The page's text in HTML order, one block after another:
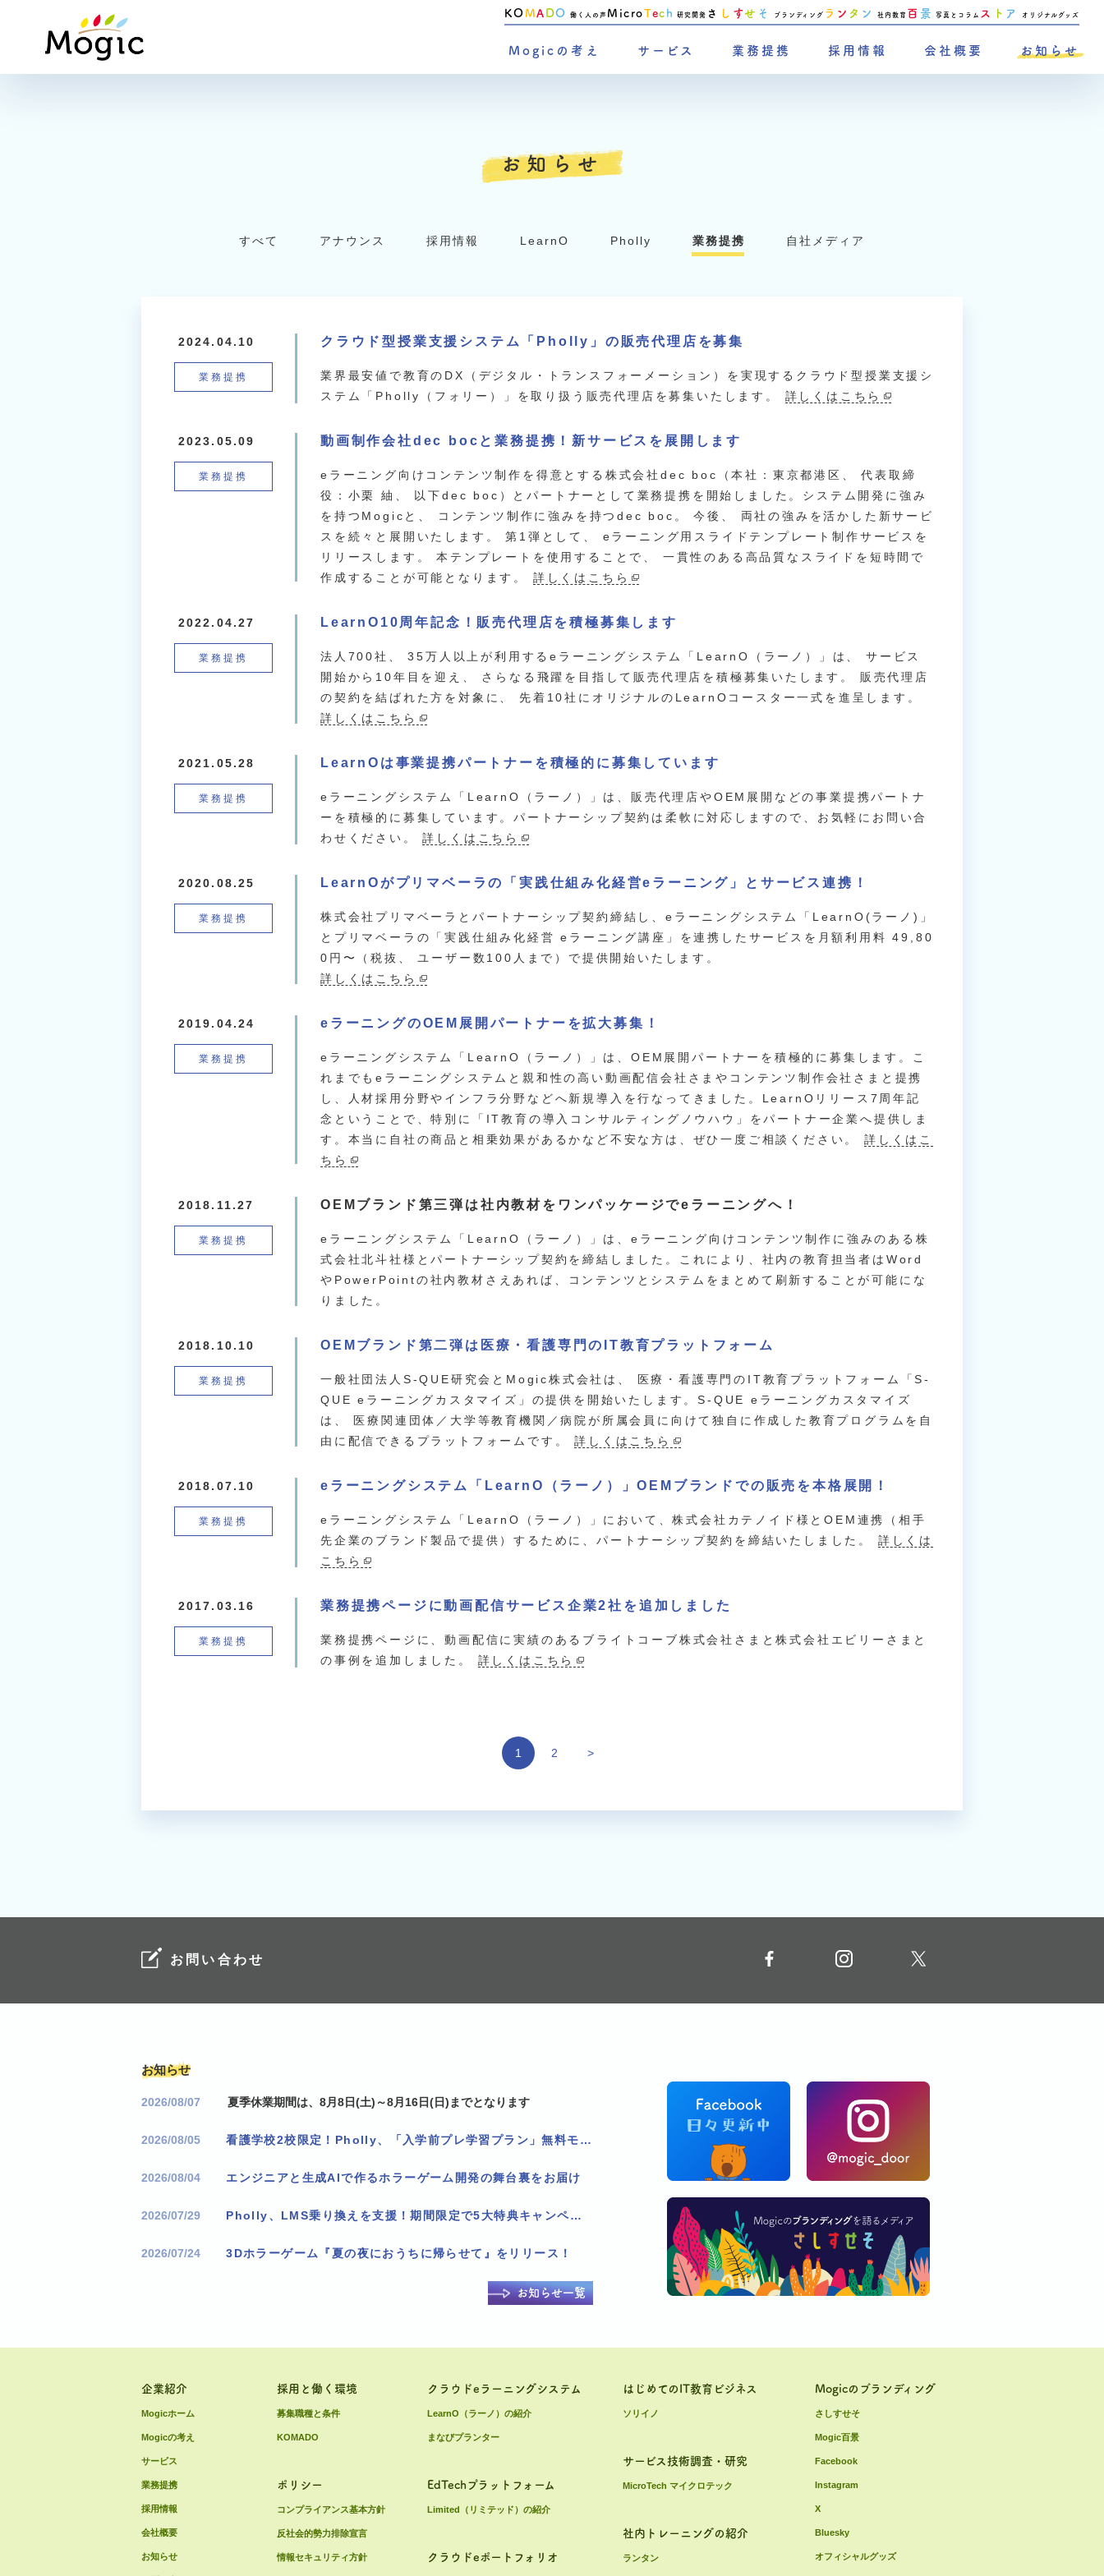
Mogicの考え サービス 業務提携 採用情報 会社概要 お知らせ
KO MA DO 働く人の声 MicroTec h 研究開発 さ し すせ そ ブランディング ラ ン タ ン 社内教育 百 景 写真とコラム ス ト ア オリジナルグッズ
お知らせ
すべて アナウンス 採用情報 LearnO Pholly 業務提携 自社メディア
2024.04.10
業務提携
クラウド型授業支援システム「Pholly」の販売代理店を募集
業界最安値で教育のDX（デジタル・トランスフォーメーション）を実現するクラウド型授業支援シ
ステム「Pholly（フォリー）」を取り扱う販売代理店を募集いたします。 詳しくはこちら
2023.05.09
業務提携
動画制作会社dec bocと業務提携！新サービスを展開します
eラーニング向けコンテンツ制作を得意とする株式会社dec boc（本社：東京都港区、 代表取締
役：小栗 紬、 以下dec boc）とパートナーとして業務提携を開始しました。システム開発に強み
を持つMogicと、 コンテンツ制作に強みを持つdec boc。 今後、 両社の強みを活かした新サービ
スを続々と展開いたします。 第1弾として、 eラーニング用スライドテンプレート制作サービスを
リリースします。 本テンプレートを使用することで、 一貫性のある高品質なスライドを短時間で
作成することが可能となります。 詳しくはこちら
2022.04.27
業務提携
LearnO10周年記念！販売代理店を積極募集します
法人700社、 35万人以上が利用するeラーニングシステム「LearnO（ラーノ）」は、 サービス
開始から10年目を迎え、 さらなる飛躍を目指して販売代理店を積極募集いたします。 販売代理店
の契約を結ばれた方を対象に、 先着10社にオリジナルのLearnOコースター一式を進呈します。
詳しくはこちら
2021.05.28
業務提携
LearnOは事業提携パートナーを積極的に募集しています
eラーニングシステム「LearnO（ラーノ）」は、販売代理店やOEM展開などの事業提携パートナ
ーを積極的に募集しています。パートナーシップ契約は柔軟に対応しますので、お気軽にお問い合
わせください。詳しくはこちら
2020.08.25
業務提携
LearnOがプリマベーラの「実践仕組み化経営eラーニング」とサービス連携！
株式会社プリマベーラとパートナーシップ契約締結し、eラーニングシステム「LearnO(ラーノ)」
とプリマベーラの「実践仕組み化経営 eラーニング講座」を連携したサービスを月額利用料 49,80
0円〜（税抜、 ユーザー数100人まで）で提供開始いたします。
詳しくはこちら
2019.04.24
業務提携
eラーニングのOEM展開パートナーを拡大募集！
eラーニングシステム「LearnO（ラーノ）」は、OEM展開パートナーを積極的に募集します。こ
れまでもeラーニングシステムと親和性の高い動画配信会社さまやコンテンツ制作会社さまと提携
し、人材採用分野やインフラ分野などへ新規導入を行なってきました。LearnOリリース7周年記
念ということで、特別に「IT教育の導入コンサルティングノウハウ」をパートナー企業へ提供しま
す。本当に自社の商品と相乗効果があるかなど不安な方は、ぜひ一度ご相談ください。 詳しくはこ
ちら
2018.11.27
業務提携
OEMブランド第三弾は社内教材をワンパッケージでeラーニングへ！
eラーニングシステム「LearnO（ラーノ）」は、eラーニング向けコンテンツ制作に強みのある株
式会社北斗社様とパートナーシップ契約を締結しました。これにより、社内の教育担当者はWord
やPowerPointの社内教材さえあれば、コンテンツとシステムをまとめて刷新することが可能にな
りました。
2018.10.10
業務提携
OEMブランド第二弾は医療・看護専門のIT教育プラットフォーム
一般社団法人S-QUE研究会とMogic株式会社は、 医療・看護専門のIT教育プラットフォーム「S-
QUE eラーニングカスタマイズ」の提供を開始いたします。S-QUE eラーニングカスタマイズ
は、 医療関連団体／大学等教育機関／病院が所属会員に向けて独自に作成した教育プログラムを自
由に配信できるプラットフォームです。詳しくはこちら
2018.07.10
業務提携
eラーニングシステム「LearnO（ラーノ）」OEMブランドでの販売を本格展開！
eラーニングシステム「LearnO（ラーノ）」において、株式会社カテノイド様とOEM連携（相手
先企業のブランド製品で提供）するために、パートナーシップ契約を締結いたしました。 詳しくは
こちら
2017.03.16
業務提携
業務提携ページに動画配信サービス企業2社を追加しました
業務提携ページに、動画配信に実績のあるブライトコーブ株式会社さまと株式会社エビリーさまと
の事例を追加しました。 詳しくはこちら
1 2 >
お問い合わせ
お知らせ
2026/08/07 夏季休業期間は、8月8日(土)～8月16日(日)までとなります
2026/08/05 看護学校2校限定！Pholly、「入学前プレ学習プラン」無料モニター追加募集！
2026/08/04 エンジニアと生成AIで作るホラーゲーム開発の舞台裏をお届け
2026/07/29 Pholly、LMS乗り換えを支援！期間限定で5大特典キャンペーンを実施！
2026/07/24 3Dホラーゲーム『夏の夜におうちに帰らせて』をリリース！
お知らせ一覧
企業紹介
Mogicホーム
Mogicの考え
サービス
業務提携
採用情報
会社概要
お知らせ
採用と働く環境
募集職種と条件
KOMADO
ポリシー
コンプライアンス基本方針
反社会的勢力排除宣言
情報セキュリティ方針
クラウドeラーニングシステム
LearnO（ラーノ）の紹介
まなびプランター
EdTechプラットフォーム
Limited（リミテッド）の紹介
クラウドeポートフォリオ
はじめてのIT教育ビジネス
ソリイノ
サービス技術調査・研究
MicroTech マイクロテック
社内トレーニングの紹介
ランタン
Mogicのブランディング
さしすせそ
Mogic百景
Facebook
Instagram
X
Bluesky
オフィシャルグッズ